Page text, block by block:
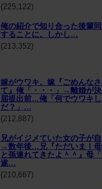
(225,122)
俺の紹介で知り合った後輩
することに。しかし…
(213,352)
嫁がウワキ。嫁『ごめんな
て』俺「・・・」→離婚が
届提出前…俺「何でウワキ
だ？」…
(212,887)
兄がイジメていた女の子が
→数年後…兄『ただいま！
と孫連れてきたよ＾＾』母
遂…
(210,667)